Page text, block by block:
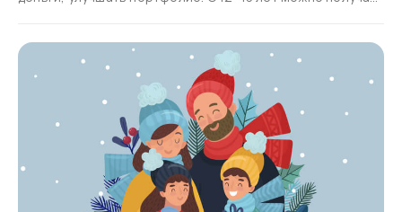
небольшие заказы, но фокус лучше делать на обучении,
а не на доходе